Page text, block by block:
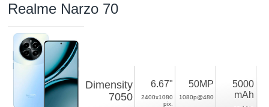
Realme Narzo 70
Dimensity
7050
6.67"
2400x1080
pix.
50MP
1080p@480
5000
mAh